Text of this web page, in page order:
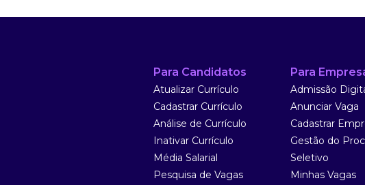
Para Candidatos
Atualizar Currículo
Cadastrar Currículo
Análise de Currículo
Inativar Currículo
Média Salarial
Pesquisa de Vagas
Para
Admissão
Anunciar Vaga
Cadastrar
Gestão do
Seletivo
Minhas Vagas